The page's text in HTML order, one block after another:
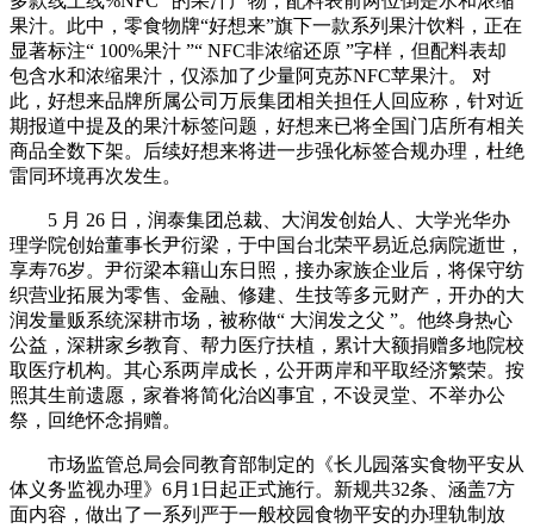
果汁。此中，零食物牌“好想来”旗下一款系列果汁饮料，正在
显著标注“ 100%果汁 ”“ NFC非浓缩还原 ”字样，但配料表却
包含水和浓缩果汁，仅添加了少量阿克苏NFC苹果汁。 对
此，好想来品牌所属公司万辰集团相关担任人回应称，针对近
期报道中提及的果汁标签问题，好想来已将全国门店所有相关
商品全数下架。后续好想来将进一步强化标签合规办理，杜绝
雷同环境再次发生。
5 月 26 日，润泰集团总裁、大润发创始人、大学光华办
理学院创始董事长尹衍梁，于中国台北荣平易近总病院逝世，
享寿76岁。尹衍梁本籍山东日照，接办家族企业后，将保守纺
织营业拓展为零售、金融、修建、生技等多元财产，开办的大
润发量贩系统深耕市场，被称做“ 大润发之父 ”。他终身热心
公益，深耕家乡教育、帮力医疗扶植，累计大额捐赠多地院校
取医疗机构。其心系两岸成长，公开两岸和平取经济繁荣。按
照其生前遗愿，家眷将简化治凶事宜，不设灵堂、不举办公
祭，回绝怀念捐赠。
市场监管总局会同教育部制定的《长儿园落实食物平安从
体义务监视办理》6月1日起正式施行。新规共32条、涵盖7方
面内容，做出了一系列严于一般校园食物平安的办理轨制放